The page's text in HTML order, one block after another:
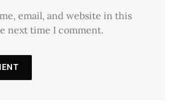
email, and website in this
next time I comment.